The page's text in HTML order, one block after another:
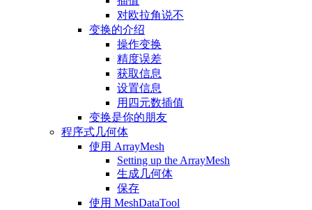
对欧拉角说不
变换的介绍
操作变换
精度误差
获取信息
设置信息
用四元数插值
变换是你的朋友
程序式几何体
使用 ArrayMesh
Setting up the ArrayMesh
生成几何体
保存
使用 MeshDataTool